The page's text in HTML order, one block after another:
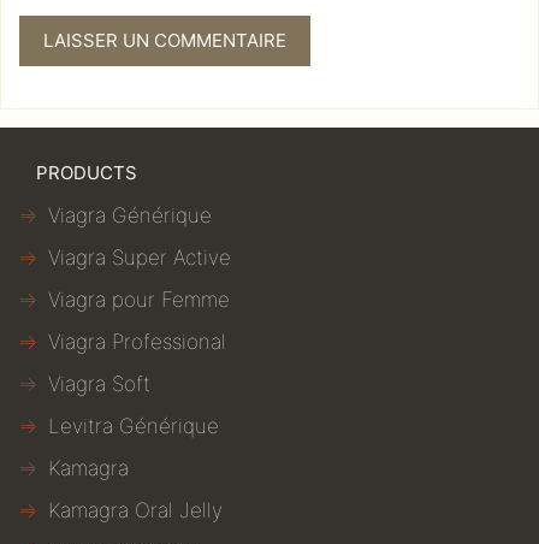
PRODUCTS
Viagra Générique
Viagra Super Active
Viagra pour Femme
Viagra Professional
Viagra Soft
Levitra Générique
Kamagra
Kamagra Oral Jelly